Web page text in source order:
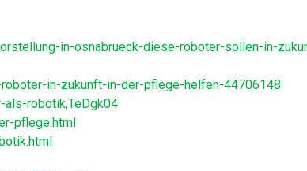
in-osnabrueck-diese-roboter-sollen-in-
in-zukunft-in-der-pflege-helfen-44706148
robotik,TeDgk04
pflege.html